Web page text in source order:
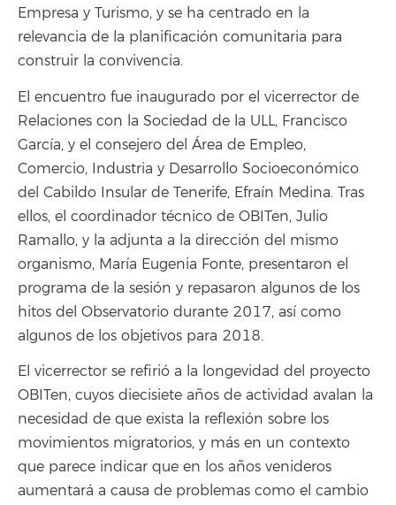
Empresa y Turismo, y se ha centrado en la
relevancia de la planificación comunitaria para
construir la convivencia.
El encuentro fue inaugurado por el vicerrector de
Relaciones con la Sociedad de la ULL, Francisco
García, y el consejero del Área de Empleo,
Comercio, Industria y Desarrollo Socioeconómico
del Cabildo Insular de Tenerife, Efraín Medina. Tras
ellos, el coordinador técnico de OBITen, Julio
Ramallo, y la adjunta a la dirección del mismo
organismo, María Eugenia Fonte, presentaron el
programa de la sesión y repasaron algunos de los
hitos del Observatorio durante 2017, así como
algunos de los objetivos para 2018.
El vicerrector se refirió a la longevidad del proyecto
OBITen, cuyos diecisiete años de actividad avalan la
necesidad de que exista la reflexión sobre los
movimientos migratorios, y más en un contexto
que parece indicar que en los años venideros
aumentará a causa de problemas como el cambio